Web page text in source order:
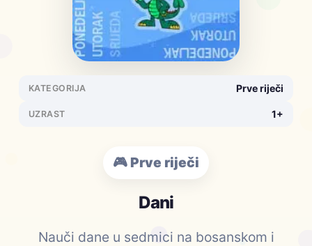
KATEGORIJA Prve riječi
UZRAST 1+
🎮 Prve riječi
Dani
Nauči dane u sedmici na bosanskom i